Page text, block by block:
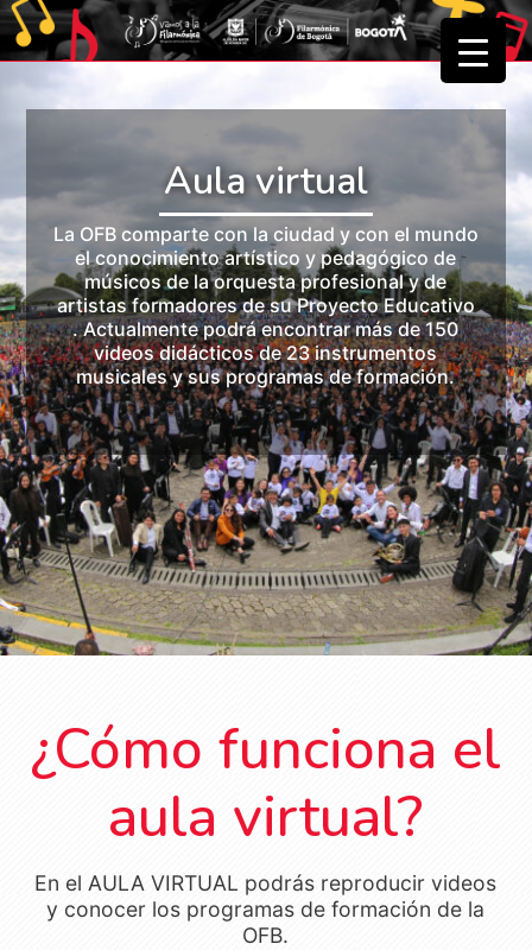
Aula virtual
La OFB comparte con la ciudad y con el mundo
el conocimiento artístico y pedagógico de
músicos de la orquesta profesional y de
artistas formadores de su Proyecto Educativo
. Actualmente podrá encontrar más de 150
videos didácticos de 23 instrumentos
musicales y sus programas de formación.
¿Cómo funciona el
aula virtual?
En el AULA VIRTUAL podrás reproducir videos
y conocer los programas de formación de la
OFB.